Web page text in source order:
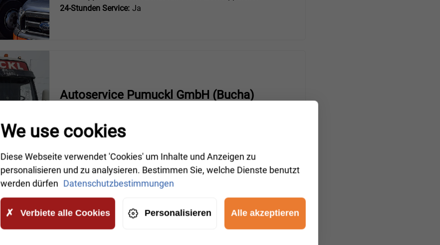
24-Stunden Service: Ja
Autoservice Pumuckl GmbH (Bucha)
VBA zertifizierter Fachbetrieb:
24-Stunden Service: Ja
We use cookies
Diese Webseite verwendet 'Cookies' um Inhalte und Anzeigen zu
personalisieren und zu analysieren. Bestimmen Sie, welche Dienste benutzt
werden dürfen Datenschutzbestimmungen
Verbiete alle Cookies Personalisieren Alle akzeptieren